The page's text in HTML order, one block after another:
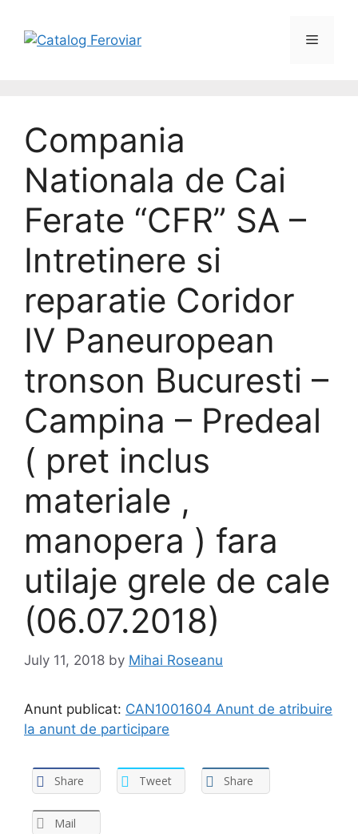
Compania
Nationala de Cai
Ferate “CFR” SA –
Intretinere si
reparatie Coridor
IV Paneuropean
tronson Bucuresti –
Campina – Predeal
( pret inclus
materiale ,
manopera ) fara
utilaje grele de cale
(06.07.2018)
July 11, 2018 by Mihai Roseanu
Anunt publicat: CAN1001604 Anunt de atribuire
la anunt de participare
Share Tweet Share
Mail